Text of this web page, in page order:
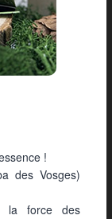
!
des Vosges)
la force des